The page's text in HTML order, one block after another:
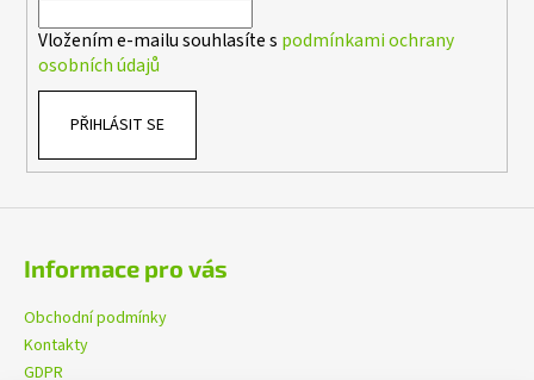
Vložením e-mailu souhlasíte s podmínkami ochrany
osobních údajů
PŘIHLÁSIT SE
Informace pro vás
Obchodní podmínky
Kontakty
GDPR